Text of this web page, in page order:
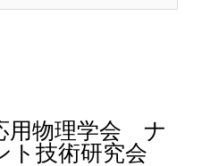
用物理学会 ナ
ト技術研究会